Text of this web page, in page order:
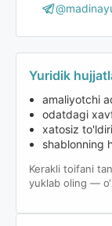
Yuridik
amaliyotchi
odatdagi
xatosiz
shablonning
Kerakli toifani
yuklab oling —